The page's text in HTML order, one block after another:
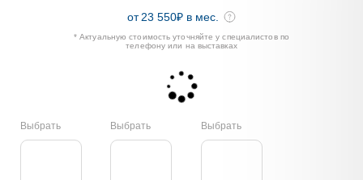
от 23 550₽ в мес.
* Актуальную стоимость уточняйте у специалистов по
телефону или на выставках
Выбрать Выбрать Выбрать